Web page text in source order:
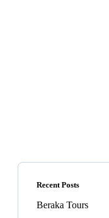
Recent Posts
Beraka Tours